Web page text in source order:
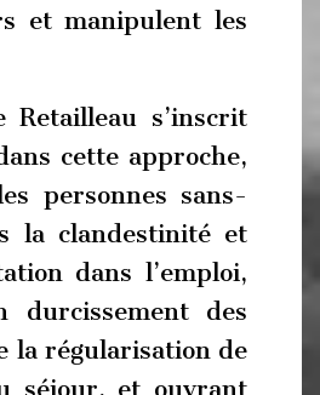
et manipulent les
Retailleau s’inscrit
cette approche,
personnes sans-
la clandestinité et
dans l’emploi,
durcissement des
la régularisation de
séjour, et ouvrant